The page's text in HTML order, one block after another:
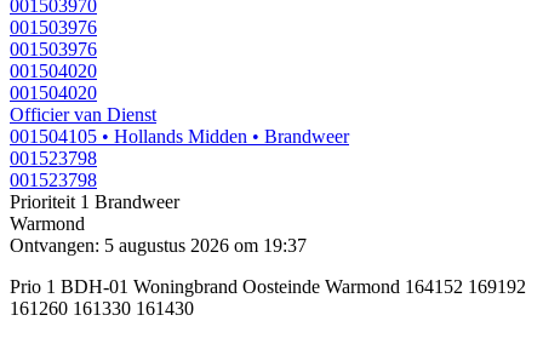
001503970
001503976
001503976
001504020
001504020
Officier van Dienst
001504105 • Hollands Midden • Brandweer
001523798
001523798
Prioriteit 1 Brandweer
Warmond
Ontvangen: 5 augustus 2026 om 19:37
Prio 1 BDH-01 Woningbrand Oosteinde Warmond 164152 169192
161260 161330 161430